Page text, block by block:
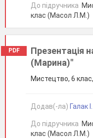
До підручника
клас (Масол Л.М.)
PDF
Презентація
(Марина)"
Мистецтво, 6
Додав(-ла) Галак І. І.
До підручника
клас (Масол Л.М.)